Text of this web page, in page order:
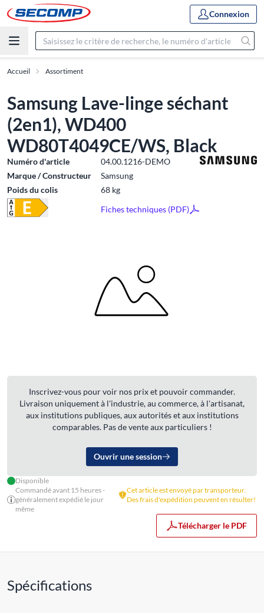
Connexion
Accueil Assortiment
Samsung Lave-linge séchant
(2en1), WD400
WD80T4049CE/WS, Black
Numéro d'article
04.00.1216-DEMO
Marque / Constructeur
Samsung
Poids du colis
68 kg
Fiches techniques (PDF)
Inscrivez-vous pour voir nos prix et pouvoir commander.
Livraison uniquement à l'industrie, au commerce, à l'artisanat,
aux institutions publiques, aux autorités et aux institutions
comparables. Pas de vente aux particuliers !
Ouvrir une session
Disponible
Commandé avant 15 heures -
généralement expédié le jour
même
Cet article est envoyé par transporteur.
Des frais d'expédition peuvent en résulter!
Télécharger le PDF
Spécifications